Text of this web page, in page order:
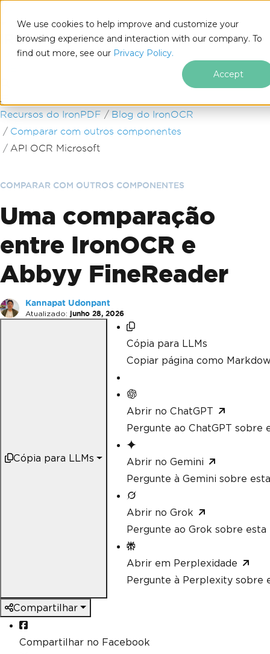
We use cookies to help improve and customize your
browsing experience and interaction with our company. To
find out more, see our Privacy Policy.
Accept
Ir para o conteúdo do rodapé
Recursos do IronPDF
Blog do IronOCR
Comparar com outros componentes
API OCR Microsoft
COMPARAR COM OUTROS COMPONENTES
Uma comparação
entre IronOCR e
Abbyy FineReader
Kannapat Udonpant
Atualizado: junho 28, 2026
Cópia para LLMs
Cópia para LLMs
Copiar página como
Abrir no ChatGPT
Pergunte ao ChatGPT sobre
Abrir no Gemini
Pergunte à Gemini sobre
Abrir no Grok
Pergunte ao Grok sobre esta
Abrir em Perplexidade
Pergunte à Perplexity sobre
Compartilhar
Compartilhar no Facebook